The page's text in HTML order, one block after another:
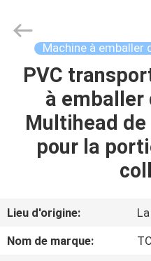
MAISON
PRODUITS
DE
NOUS
EQUIPMENT
Reserved.
Machine à emballer
PVC
à emballer
Multihead
pour la
Lieu d'origine:
Nom de marque: